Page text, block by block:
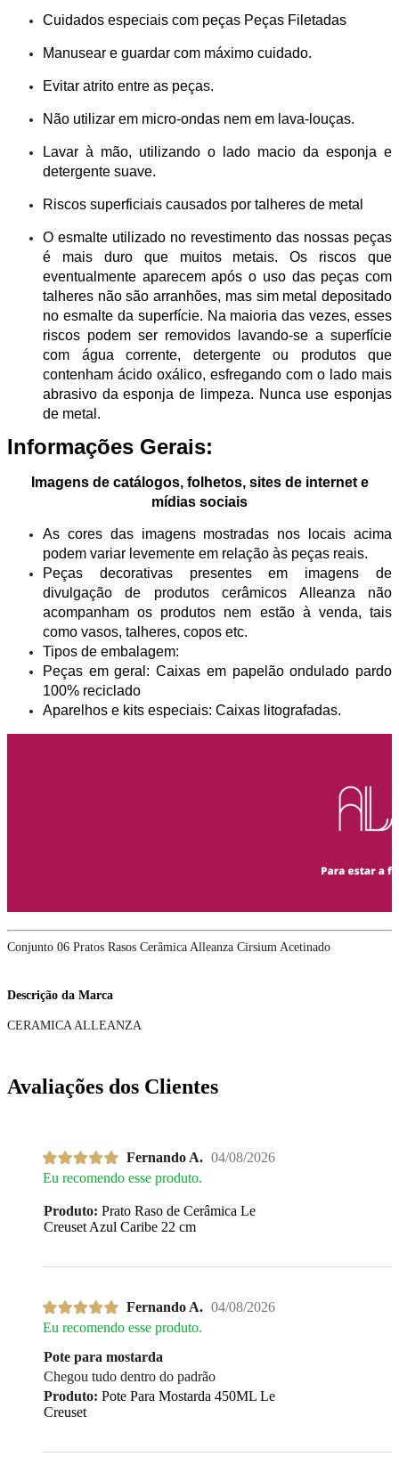
Cuidados especiais com peças Peças Filetadas
Manusear e guardar com máximo cuidado.
Evitar atrito entre as peças.
Não utilizar em micro-ondas nem em lava-louças.
Lavar à mão, utilizando o lado macio da esponja e
detergente suave.
Riscos superficiais causados por talheres de metal
O esmalte utilizado no revestimento das nossas peças
é mais duro que muitos metais. Os riscos que
eventualmente aparecem após o uso das peças com
talheres não são arranhões, mas sim metal depositado
no esmalte da superfície. Na maioria das vezes, esses
riscos podem ser removidos lavando-se a superfície
com água corrente, detergente ou produtos que
contenham ácido oxálico, esfregando com o lado mais
abrasivo da esponja de limpeza. Nunca use esponjas
de metal.
Informações Gerais:
Imagens de catálogos, folhetos, sites de internet e
mídias sociais
As cores das imagens mostradas nos locais acima
podem variar levemente em relação às peças reais.
Peças decorativas presentes em imagens de
divulgação de produtos cerâmicos Alleanza não
acompanham os produtos nem estão à venda, tais
como vasos, talheres, copos etc.
Tipos de embalagem:
Peças em geral: Caixas em papelão ondulado pardo
100% reciclado
Aparelhos e kits especiais: Caixas litografadas.
Conjunto 06 Pratos Rasos Cerâmica Alleanza Cirsium Acetinado
Descrição da Marca
CERAMICA ALLEANZA
Avaliações dos Clientes
Fernando A. 04/08/2026
Eu recomendo esse produto.
Produto: Prato Raso de Cerâmica Le
Creuset Azul Caribe 22 cm
Fernando A. 04/08/2026
Eu recomendo esse produto.
Pote para mostarda
Chegou tudo dentro do padrão
Produto: Pote Para Mostarda 450ML Le
Creuset